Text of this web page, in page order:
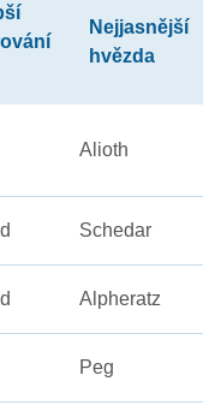
Nejjasnější
hvězda
Alioth
Schedar
Alpheratz
Peg